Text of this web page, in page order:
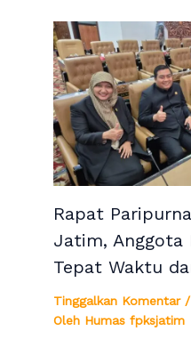
Rapat
Jatim, Anggota
Tepat Waktu
Tinggalkan Komentar /
Oleh Humas fpksjatim